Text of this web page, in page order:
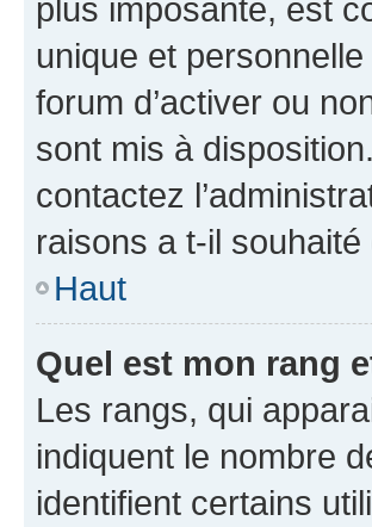
plus imposante, est
unique et
forum d’activer ou
sont mis à
contactez
raisons a t-il
Haut
Quel est mon rang
Les rangs, qui
indiquent le nombre
identifient certains